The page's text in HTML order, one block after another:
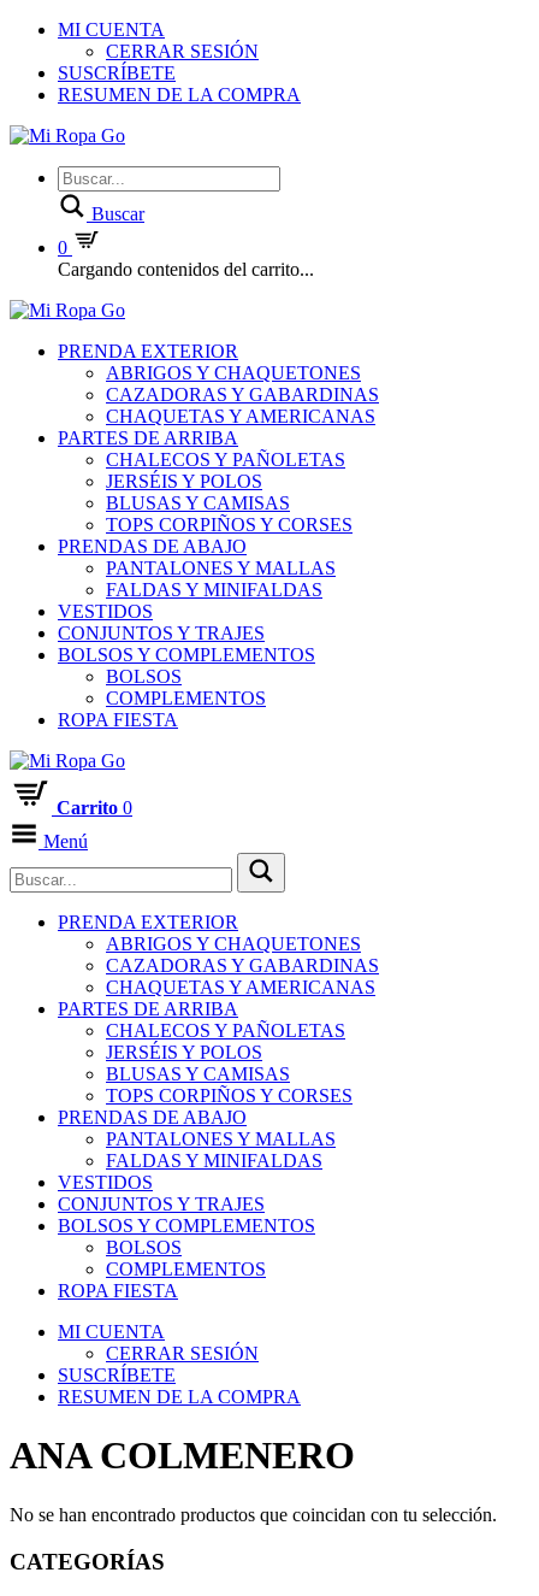
MI CUENTA
CERRAR SESIÓN
SUSCRÍBETE
RESUMEN DE LA COMPRA
Buscar
0
Cargando contenidos del carrito...
PRENDA EXTERIOR
ABRIGOS Y CHAQUETONES
CAZADORAS Y GABARDINAS
CHAQUETAS Y AMERICANAS
PARTES DE ARRIBA
CHALECOS Y PAÑOLETAS
JERSÉIS Y POLOS
BLUSAS Y CAMISAS
TOPS CORPIÑOS Y CORSES
PRENDAS DE ABAJO
PANTALONES Y MALLAS
FALDAS Y MINIFALDAS
VESTIDOS
CONJUNTOS Y TRAJES
BOLSOS Y COMPLEMENTOS
BOLSOS
COMPLEMENTOS
ROPA FIESTA
Carrito 0
Menú
PRENDA EXTERIOR
ABRIGOS Y CHAQUETONES
CAZADORAS Y GABARDINAS
CHAQUETAS Y AMERICANAS
PARTES DE ARRIBA
CHALECOS Y PAÑOLETAS
JERSÉIS Y POLOS
BLUSAS Y CAMISAS
TOPS CORPIÑOS Y CORSES
PRENDAS DE ABAJO
PANTALONES Y MALLAS
FALDAS Y MINIFALDAS
VESTIDOS
CONJUNTOS Y TRAJES
BOLSOS Y COMPLEMENTOS
BOLSOS
COMPLEMENTOS
ROPA FIESTA
MI CUENTA
CERRAR SESIÓN
SUSCRÍBETE
RESUMEN DE LA COMPRA
ANA COLMENERO
No se han encontrado productos que coincidan con tu selección.
CATEGORÍAS